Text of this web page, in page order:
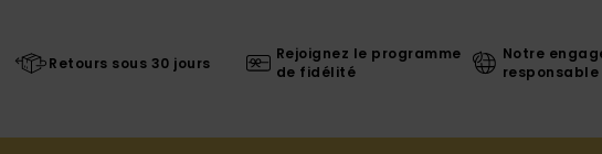
Retours sous 30 jours
Rejoignez le programme
de fidélité
Notre
responsable